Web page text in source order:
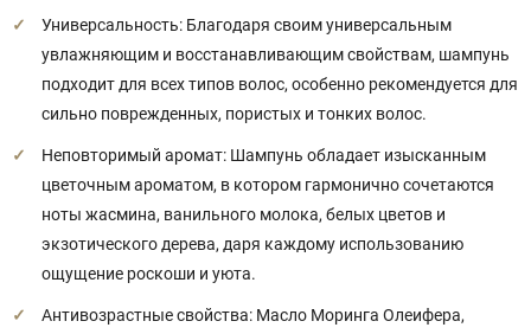
Универсальность: Благодаря своим универсальным
увлажняющим и восстанавливающим свойствам, шампунь
подходит для всех типов волос, особенно рекомендуется для
сильно поврежденных, пористых и тонких волос.
Неповторимый аромат: Шампунь обладает изысканным
цветочным ароматом, в котором гармонично сочетаются
ноты жасмина, ванильного молока, белых цветов и
экзотического дерева, даря каждому использованию
ощущение роскоши и уюта.
Антивозрастные свойства: Масло Моринга Олеифера,